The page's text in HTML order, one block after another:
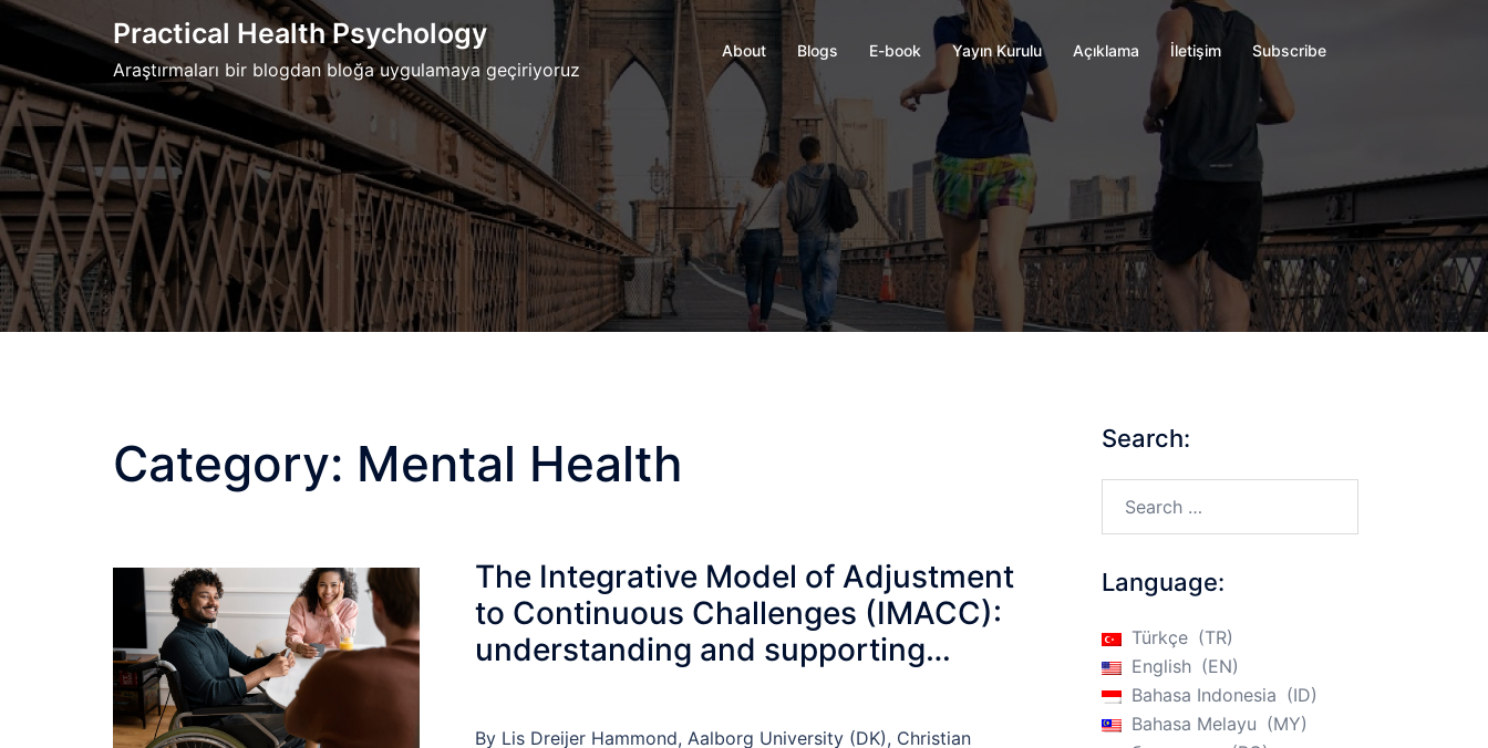
Skip
content
Practical Health Psychology
Araştırmaları bir blogdan bloğa uygulamaya geçiriyoruz
About Blogs E-book Yayın Kurulu Açıklama İletişim Subscribe
Category: Mental Health
The Integrative Model of Adjustment
to Continuous Challenges (IMACC):
understanding and supporting
By Lis Dreijer Hammond, Aalborg University (DK), Christian
Search:
Language:
Türkçe
TR
English
EN
Bahasa Indonesia
ID
Bahasa Melayu
MY